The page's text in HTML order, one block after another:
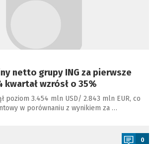
netto grupy ING za pierwsze
kwartał wzrósł o 35%
poziom 3.454 mln USD/ 2.843 mln EUR, co
w porównaniu z wynikiem za …
0